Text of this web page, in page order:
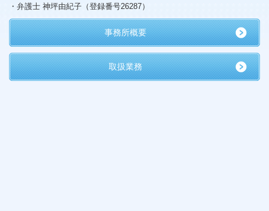
・弁護士 神坪由紀子（登録番号26287）
事務所概要
取扱業務